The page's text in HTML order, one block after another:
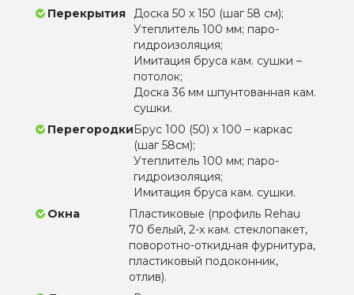
Перекрытия
Доска 50 х 150 (шаг 58 см);
Утеплитель 100 мм; паро-
гидроизоляция;
Имитация бруса кам. сушки –
потолок;
Доска 36 мм шпунтованная кам.
сушки.
ПерегородкиБрус 100 (50) х 100 – каркас
(шаг 58см);
Утеплитель 100 мм; паро-
гидроизоляция;
Имитация бруса кам. сушки.
Окна
Пластиковые (профиль Rehau
70 белый, 2-х кам. стеклопакет,
поворотно-откидная фурнитура,
пластиковый подоконник,
отлив).